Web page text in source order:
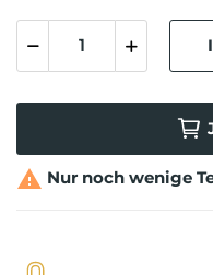
 Nur noch wenige